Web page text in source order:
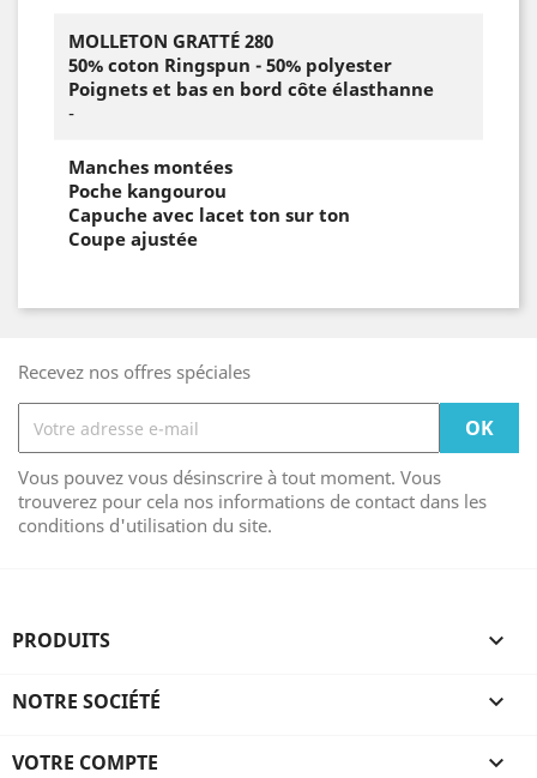
MOLLETON GRATTÉ 280
50% coton Ringspun - 50% polyester
Poignets et bas en bord côte élasthanne
-
Manches montées
Poche kangourou
Capuche avec lacet ton sur ton
Coupe ajustée
Recevez nos offres spéciales
Vous pouvez vous désinscrire à tout moment. Vous
trouverez pour cela nos informations de contact dans les
conditions d'utilisation du site.
PRODUITS 
NOTRE SOCIÉTÉ 
VOTRE COMPTE 